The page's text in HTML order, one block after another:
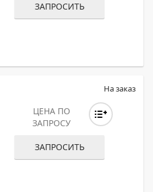
ЗАПРОСИТЬ
На заказ
ЦЕНА ПО
ЗАПРОСУ
ЗАПРОСИТЬ